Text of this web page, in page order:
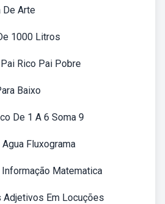
De Arte
1000 Litros
Rico Pai Pobre
Baixo
De 1 A 6 Soma 9
Fluxograma
Informação Matematica
Adjetivos Em Locuções